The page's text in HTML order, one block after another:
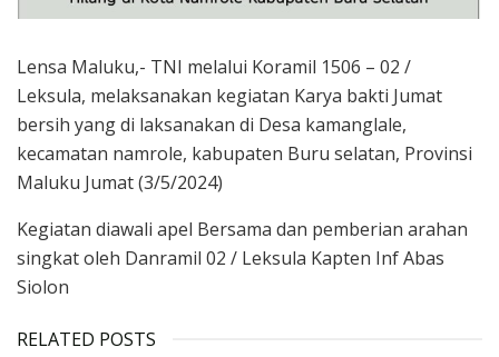
Lensa Maluku,- TNI melalui Koramil 1506 – 02 /
Leksula, melaksanakan kegiatan Karya bakti Jumat
bersih yang di laksanakan di Desa kamanglale,
kecamatan namrole, kabupaten Buru selatan, Provinsi
Maluku Jumat (3/5/2024)
Kegiatan diawali apel Bersama dan pemberian arahan
singkat oleh Danramil 02 / Leksula Kapten Inf Abas
Siolon
RELATED POSTS